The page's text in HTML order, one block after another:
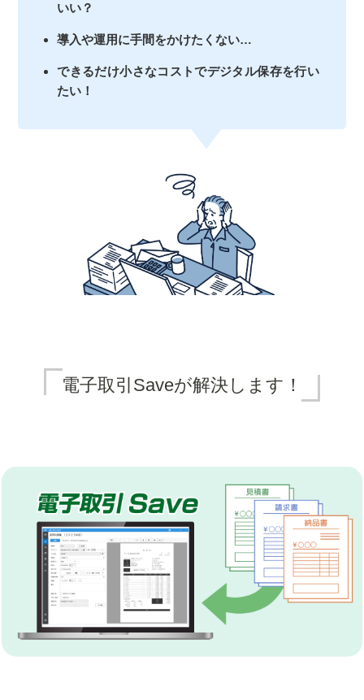
いい？
導入や運用に手間をかけたくない…
できるだけ小さなコストでデジタル保存を行い
たい！
電子取引Saveが解決します！